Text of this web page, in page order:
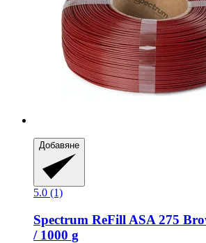
Добавяне
5.0 (1)
Spectrum ReFill ASA 275
/ 1000 g